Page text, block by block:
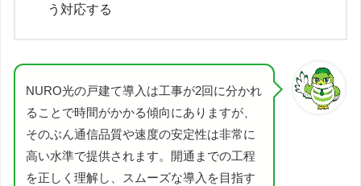
う対応する
NURO光の戸建て導入は工事が2回に分かれ
ることで時間がかかる傾向にありますが、
そのぶん通信品質や速度の安定性は非常に
高い水準で提供されます。開通までの工程
を正しく理解し、スムーズな導入を目指す